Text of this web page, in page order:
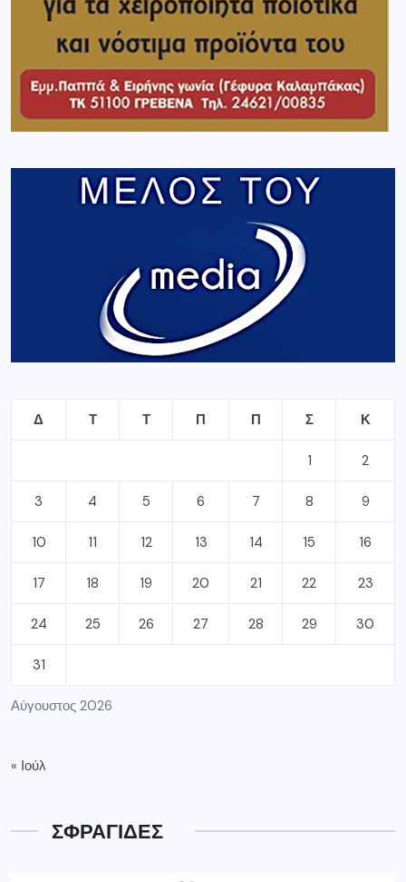
Αύγουστος 2026
Δ Τ Τ Π Π Σ Κ
1 2
3 4 5 6 7 8 9
10 11 12 13 14 15 16
17 18 19 20 21 22 23
24 25 26 27 28 29 30
31
« Ιούλ
ΣΦΡΑΓΙΔΕΣ